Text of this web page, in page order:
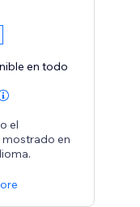
en todo
el
en